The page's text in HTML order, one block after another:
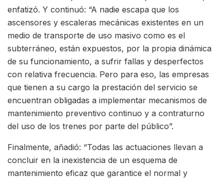
enfatizó. Y continuó: “A nadie escapa que los
ascensores y escaleras mecánicas existentes en un
medio de transporte de uso masivo como es el
subterráneo, están expuestos, por la propia dinámica
de su funcionamiento, a sufrir fallas y desperfectos
con relativa frecuencia. Pero para eso, las empresas
que tienen a su cargo la prestación del servicio se
encuentran obligadas a implementar mecanismos de
mantenimiento preventivo continuo y a contraturno
del uso de los trenes por parte del público”.
Finalmente, añadió: “Todas las actuaciones llevan a
concluir en la inexistencia de un esquema de
mantenimiento eficaz que garantice el normal y